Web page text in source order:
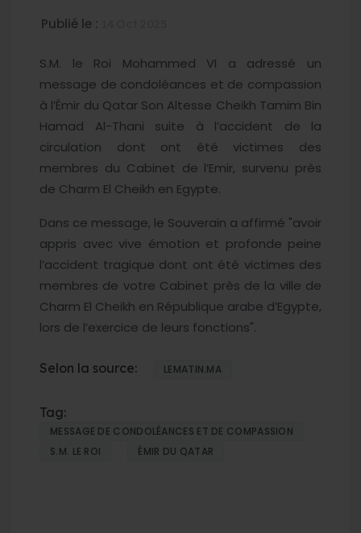
Publié le :
S.M. le Roi Mohammed VI a adressé un
message de condoléances et de compassion
à l’Émir du Qatar Son Altesse Cheikh Tamim Bin
Hamad Al-Thani suite à l’accident de la
circulation dont ont été victimes des
membres du Cabinet de l’Emir, survenu près
de Charm El Cheikh en Egypte.
Dans ce message, le Souverain a affirmé "avoir
appris avec vive émotion et profonde peine
l’accident tragique dont ont été victimes des
membres de votre Cabinet près de la ville de
Charm El Cheikh en République arabe d’Egypte,
lors de l’exercice de leurs fonctions".
Selon la source: LEMATIN.MA
Tag:
MESSAGE DE CONDOLÉANCES ET DE COMPASSION
S.M. LE ROI
ÉMIR DU QATAR